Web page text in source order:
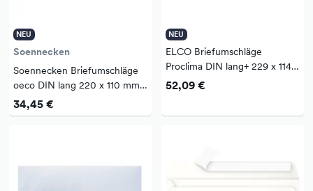
NEU
Soennecken
Soennecken Briefumschläge
oeco DIN lang 220 x 110 mm
(B x H) mit Selbstklebung mit
Fenster 75g/m² grau 1.000
34,45 €
NEU
ELCO Briefumschläge
Proclima DIN lang+ 229 x 114
mm (B x H) mit Haftklebung
mit Fenster 100g/m²
52,09 €